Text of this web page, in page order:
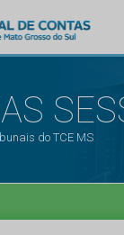
do TCE MS